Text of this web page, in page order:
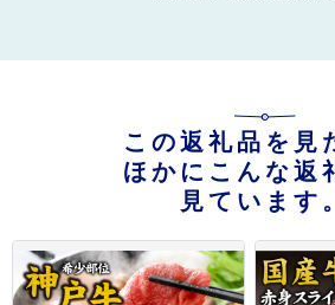
この返礼品を見
ほかにこんな返
見ています